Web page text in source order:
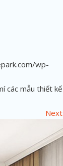
wp-
các mẫu thiết kế
Next